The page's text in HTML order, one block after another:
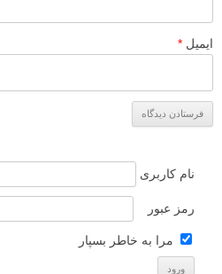
ایمیل *
نام کاربری
رمز عبور
مرا به خاطر بسپار